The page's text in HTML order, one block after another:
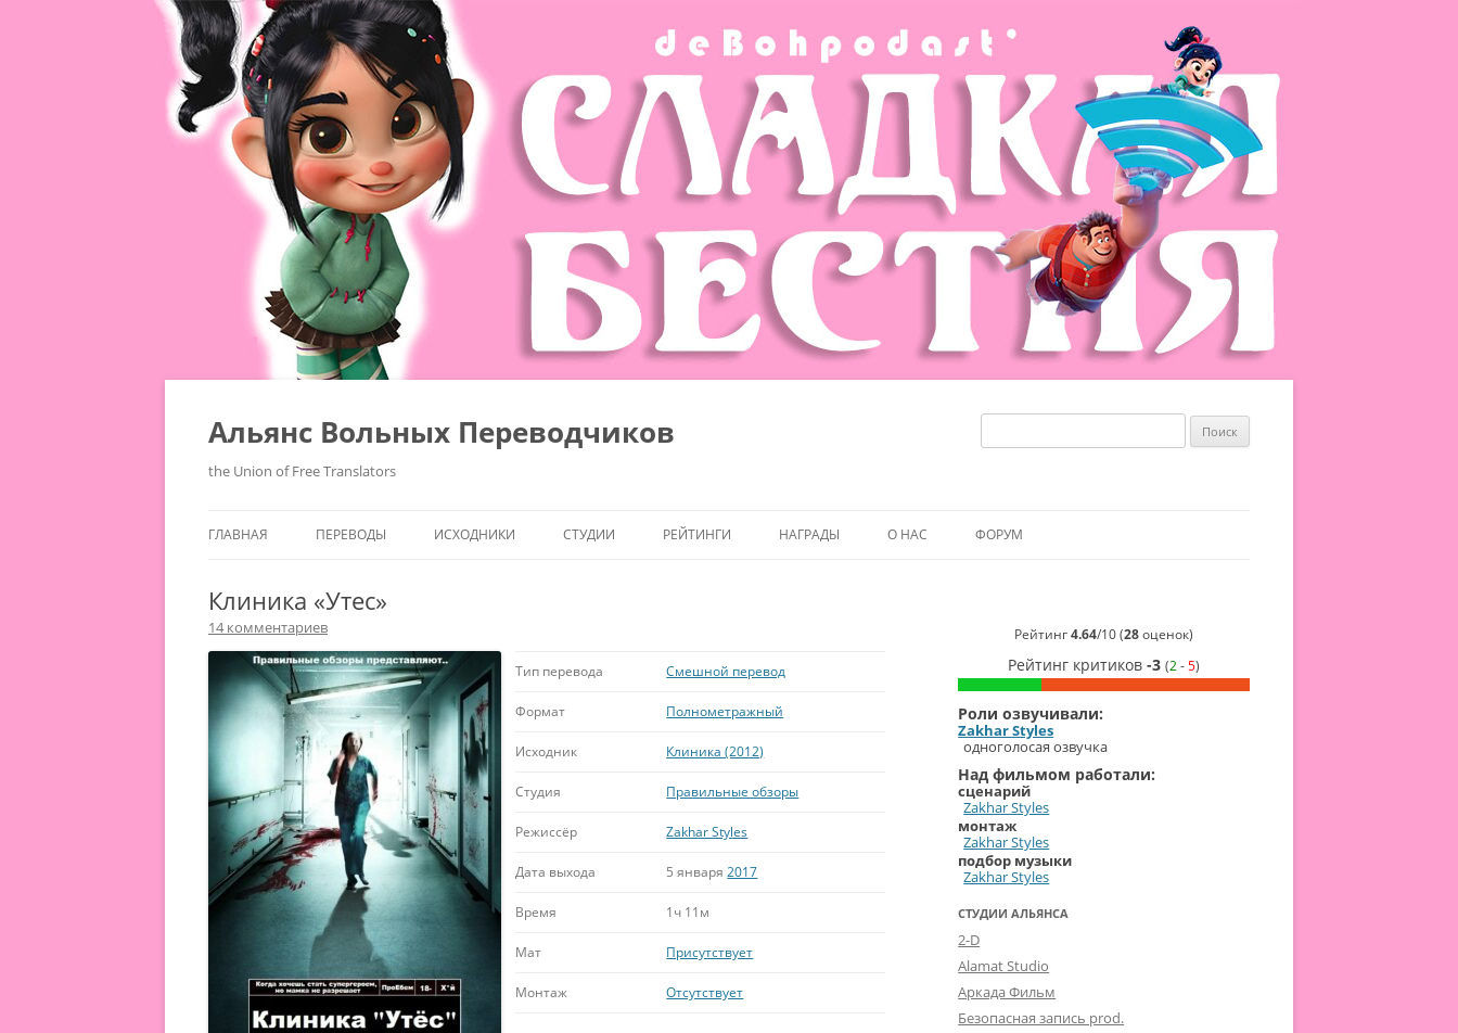
Альянс Вольных Переводчиков
the Union of Free Translators
Найти:
ГЛАВНАЯ ПЕРЕВОДЫ ИСХОДНИКИ СТУДИИ РЕЙТИНГИ НАГРАДЫ О НАС
ИСТОРИЯ АЛЬЯНСА
ФОРУМ
Клиника «Утес»
14 комментариев
Тип перевода Смешной перевод
Формат Полнометражный
Исходник Клиника (2012)
Студия Правильные обзоры
Режиссёр Zakhar Styles
Дата выхода 5 января2017
Время 1ч 11м
Мат Присутствует
Монтаж Отсутствует
Рейтинг4.64/10(28оценок)
Рейтинг критиков-3 (2 - 5)
Роли озвучивали:
Zakhar Styles
одноголосая озвучка
Над фильмом работали:
сценарий
Zakhar Styles
монтаж
Zakhar Styles
подбор музыки
Zakhar Styles
СТУДИИ АЛЬЯНСА
2-D
Alamat Studio
Аркада Фильм
Безопасная запись prod.